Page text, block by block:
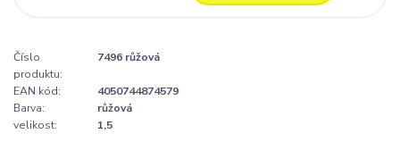
Číslo
produktu:
7496 růžová
EAN kód:
4050744874579
Barva:
růžová
velikost:
1,5